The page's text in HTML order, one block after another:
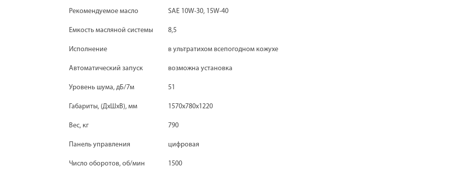
Рекомендуемое масло SAE 10W-30, 15W-40
Емкость масляной системы 8,5
Исполнение в ультратихом всепогодном кожухе
Автоматический запуск возможна установка
Уровень шума, дБ/7м 51
Габариты, (ДхШхВ), мм 1570х780х1220
Вес, кг 790
Панель управления цифровая
Число оборотов, об/мин 1500